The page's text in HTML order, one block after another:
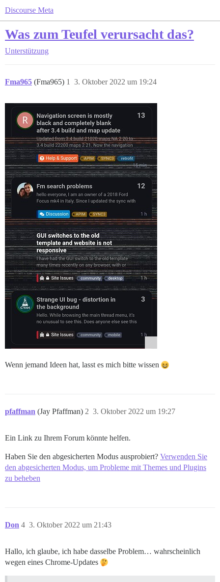
Discourse Meta
Was zum Teufel verursacht das?
Unterstützung
Fma965 (Fma965) 3. Oktober 2022 um 19:24
1
Wenn jemand Ideen hat, lasst es mich bitte wissen
pfaffman (Jay Pfaffman) 3. Oktober 2022 um 19:27
2
Ein Link zu Ihrem Forum könnte helfen.
Haben Sie den abgesicherten Modus ausprobiert? Verwenden Sie
den abgesicherten Modus, um Probleme mit Themes und Plugins
zu beheben
Don 3. Oktober 2022 um 21:43
4
Hallo, ich glaube, ich habe dasselbe Problem… wahrscheinlich
wegen eines Chrome-Updates